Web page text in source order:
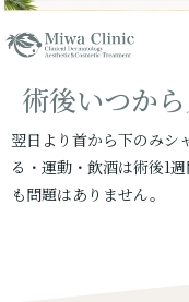
術後いつか
翌日より首から下のみシ
る・運動・飲酒は術後1
も問題はありません。